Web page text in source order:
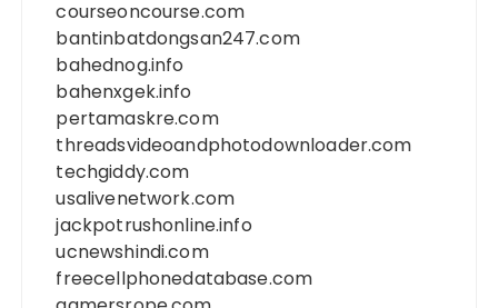
courseoncourse.com
bantinbatdongsan247.com
bahednog.info
bahenxgek.info
pertamaskre.com
threadsvideoandphotodownloader.com
techgiddy.com
usalivenetwork.com
jackpotrushonline.info
ucnewshindi.com
freecellphonedatabase.com